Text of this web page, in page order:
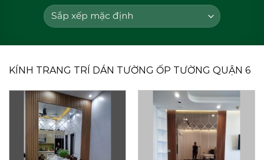
KÍNH TRANG TRÍ DÁN TƯỜNG ỐP TƯỜNG QUẬN 6